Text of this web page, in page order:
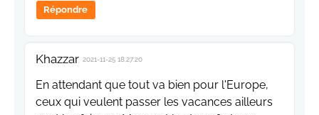
Répondre
Khazzar 2021-11-25 18:27:20
En attendant que tout va bien pour l'Europe,
ceux qui veulent passer les vacances ailleurs